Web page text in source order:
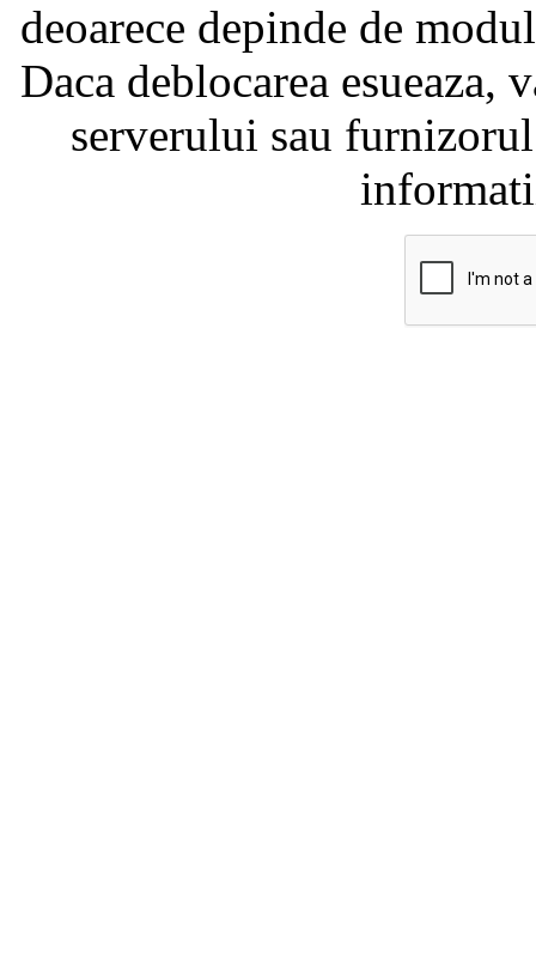
deoarece depinde de
Daca deblocarea
serverului sau